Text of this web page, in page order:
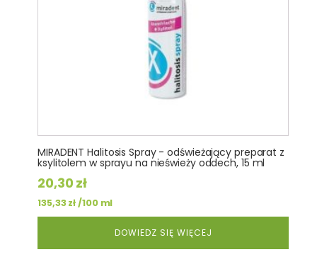
MIRADENT Halitosis Spray - odświeżający preparat z
ksylitolem w sprayu na nieświeży oddech, 15 ml
20,30 zł
135,33zł/100 ml
DOWIEDZ SIĘ WIĘCEJ